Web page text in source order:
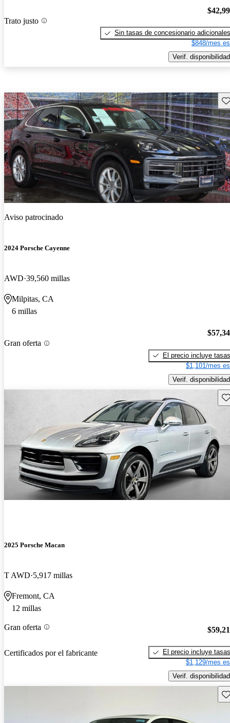
Trato justo
Sin tasas de concesionario adicionales
$848/mes
Verif. disponibilidad
Aviso patrocinado
2024 Porsche Cayenne
AWD 39,560 millas
Milpitas, CA
6 millas
Gran oferta
El precio incluye tasas
$1,101/mes
Verif. disponibilidad
2025 Porsche Macan
T AWD 5,917 millas
Fremont, CA
12 millas
Gran oferta
Certificados por el fabricante
El precio incluye tasas
$1,129/mes
Verif. disponibilidad